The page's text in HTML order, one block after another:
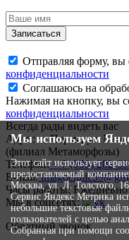
Записаться
Отправляя форму, вы
конфиденциальности
Соглашаюсь на
Нажимая на кнопку, вы
конфиденциальности
Всегда рады видеть вас
Адрес:г. Пермь, ул.
(филиал Метаморфозы)
Телефон:+ 7 (999) 282-
E-mail:
Часы работы:Ежедневно
Мы в соцсетях:
Обратный звонок
Мы используем
Этот сайт использует
предоставляемый
Москва, ул. Л. Толстого,
Сервис Яндекс Метрика
небольшие текстовые
пользователей с целью
Собранная при помощи